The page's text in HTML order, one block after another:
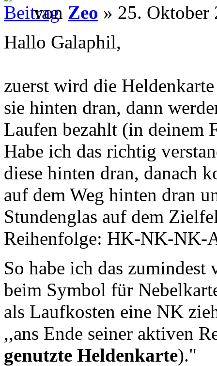
von Zeo » 25. Oktober
Hallo Galaphil,
zuerst wird die
sie hinten dran, dann
Laufen bezahlt (in deinem
Habe ich das richtig
diese hinten dran, danach
auf dem Weg hinten dran
Stundenglas auf dem
Reihenfolge: HK-NK-NK-
So habe ich das zumindest
beim Symbol für
als Laufkosten eine NK
,,ans Ende seiner aktiven
genutzte Heldenkarte)."